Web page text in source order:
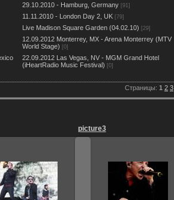
29.10.2010 - Hamburg, Germany [91]
11.11.2010 - London Day 2, UK [79]
Live Madison Square Garden (04.02.10) [29]
12.09.2012 Monterrey, MX - Arena Monterrey (MTV
World Stage)
[0]
22.09.2012 Las Vegas, NV - MGM Grand Hotel
(iHeartRadio Music Festival)
[0]
Страницы: 1 2 3
24.06.2011
Karma_Killer
picture3
24.06.2011
Karma_Killer